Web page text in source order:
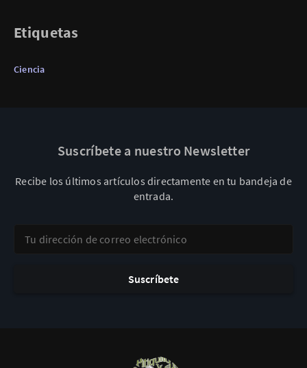
Etiquetas
Ciencia
Suscríbete a nuestro Newsletter
Recibe los últimos artículos directamente en tu bandeja de
entrada.
Suscríbete